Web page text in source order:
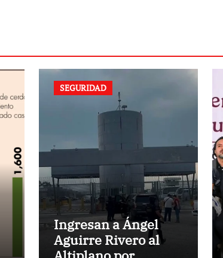
SEGURIDAD
Ingresan a Ángel
Aguirre Rivero al